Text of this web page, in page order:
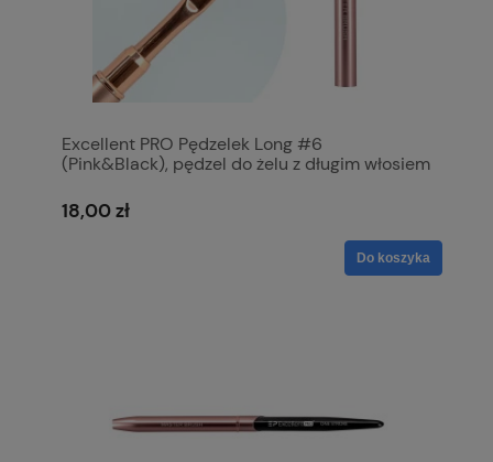
Excellent PRO Pędzelek Long #6
(Pink&Black), pędzel do żelu z długim włosiem
18,00 zł
Do koszyka